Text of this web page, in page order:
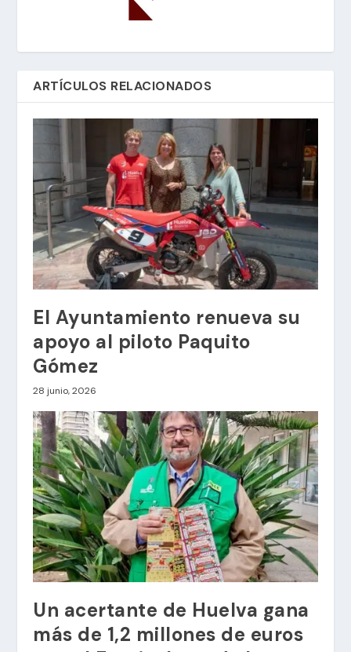
ARTÍCULOS RELACIONADOS
El Ayuntamiento renueva su
apoyo al piloto Paquito
Gómez
28 junio, 2026
Un acertante de Huelva gana
más de 1,2 millones de euros